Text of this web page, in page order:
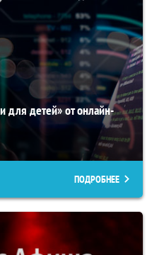
для детей» от онлайн-
ПОДРОБНЕЕ